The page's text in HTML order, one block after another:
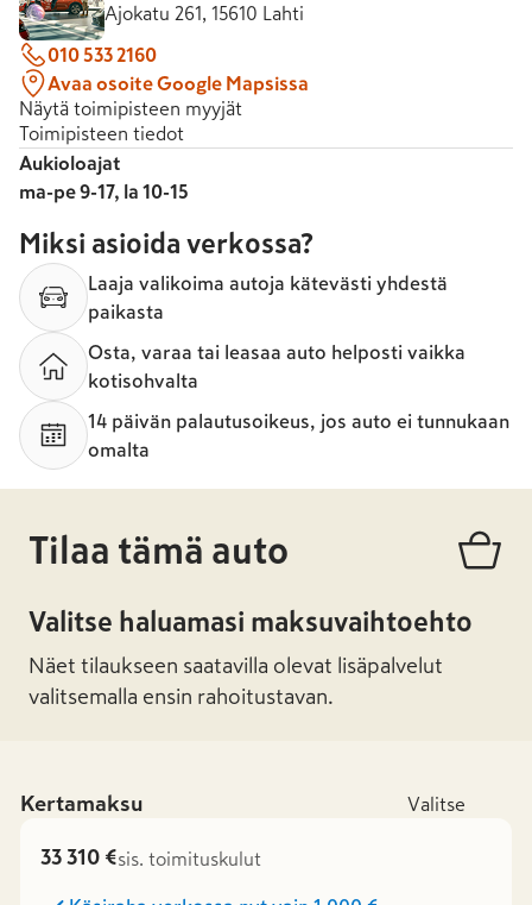
Ajokatu 261, 15610 Lahti
010 533 2160
Avaa osoite Google Mapsissa
Näytä toimipisteen myyjät
Toimipisteen tiedot
Aukioloajat
ma-pe 9-17, la 10-15
Miksi asioida verkossa?
Laaja valikoima autoja kätevästi yhdestä
paikasta
Osta, varaa tai leasaa auto helposti vaikka
kotisohvalta
14 päivän palautusoikeus, jos auto ei tunnukaan
omalta
Tilaa tämä auto
Valitse haluamasi maksuvaihtoehto
Näet tilaukseen saatavilla olevat lisäpalvelut
valitsemalla ensin rahoitustavan.
Kertamaksu Valitse
33 310 €sis. toimituskulut